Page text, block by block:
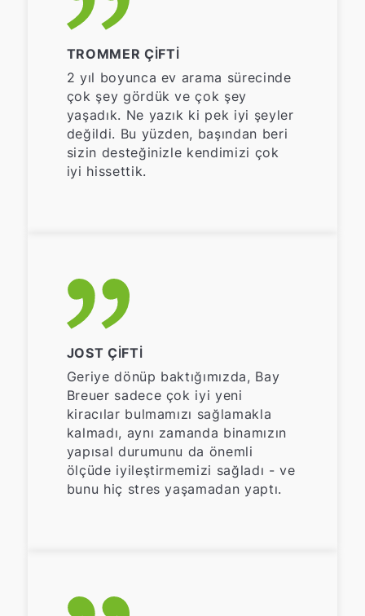
TROMMER ÇIFTI
2 yıl boyunca ev arama sürecinde
çok şey gördük ve çok şey
yaşadık. Ne yazık ki pek iyi şeyler
değildi. Bu yüzden, başından beri
sizin desteğinizle kendimizi çok
iyi hissettik.
JOST ÇIFTI
Geriye dönüp baktığımızda, Bay
Breuer sadece çok iyi yeni
kiracılar bulmamızı sağlamakla
kalmadı, aynı zamanda binamızın
yapısal durumunu da önemli
ölçüde iyileştirmemizi sağladı - ve
bunu hiç stres yaşamadan yaptı.